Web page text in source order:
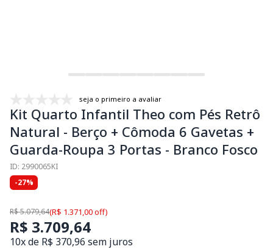
seja o primeiro a avaliar
Kit Quarto Infantil Theo com Pés Retrô
Natural - Berço + Cômoda 6 Gavetas +
Guarda-Roupa 3 Portas - Branco Fosco
ID: 2990065KI
-27%
R$ 5.079,64(R$ 1.371,00 off)
R$ 3.709,64
10x de R$ 370,96 sem juros